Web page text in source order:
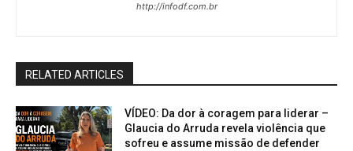
http://infodf.com.br
RELATED ARTICLES
VÍDEO: Da dor à coragem para liderar –
Glaucia do Arruda revela violência que
sofreu e assume missão de defender